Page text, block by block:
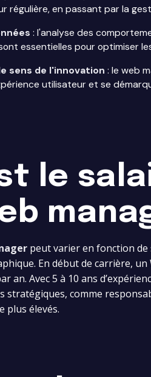
régulière, en passant par la
: l'analyse des
essentielles pour optimiser
sens de l'innovation : le web
utilisateur et se
le
peut varier en fonction de
En début de carrière,
an. Avec 5 à 10 ans
stratégiques, comme
plus élevés.